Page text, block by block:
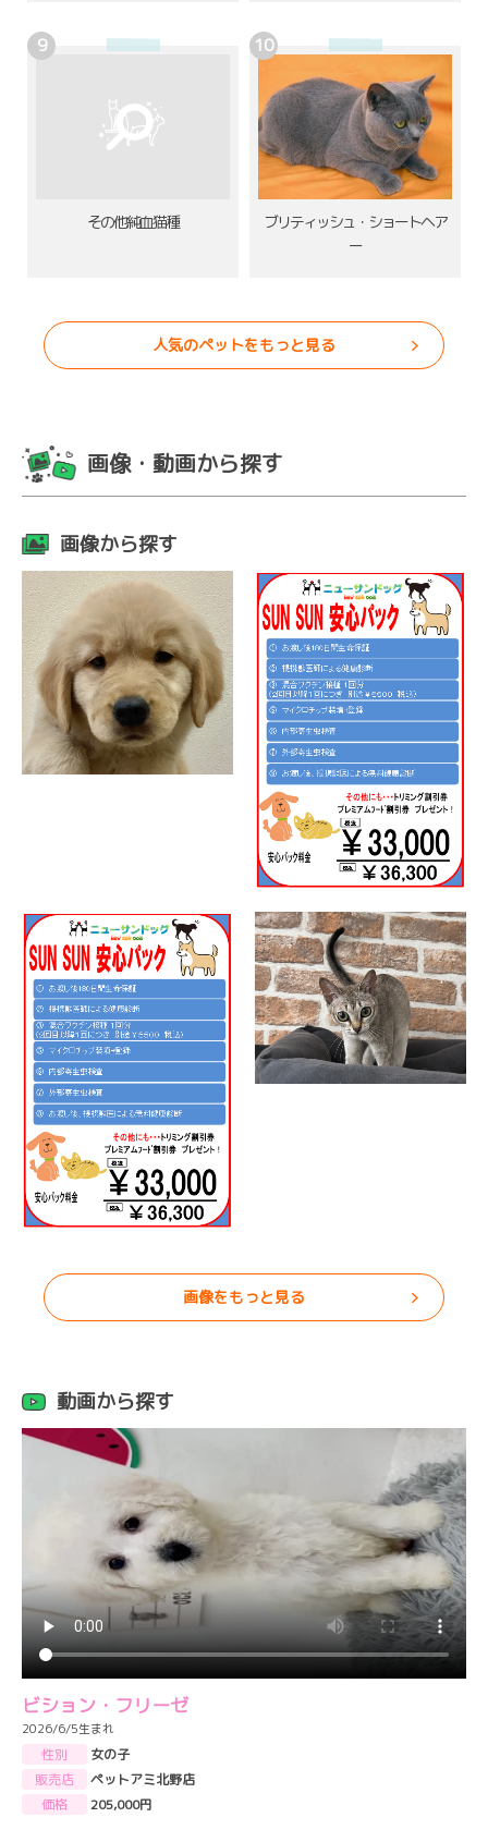
その他純血猫種
ブリティッシュ・ショートヘア
ー
人気のペットをもっと見る
画像・動画から探す
画像から探す
画像をもっと見る
動画から探す
ビション・フリーゼ
2026/6/5生まれ
性別
女の子
販売店
ペットアミ北野店
価格
205,000円